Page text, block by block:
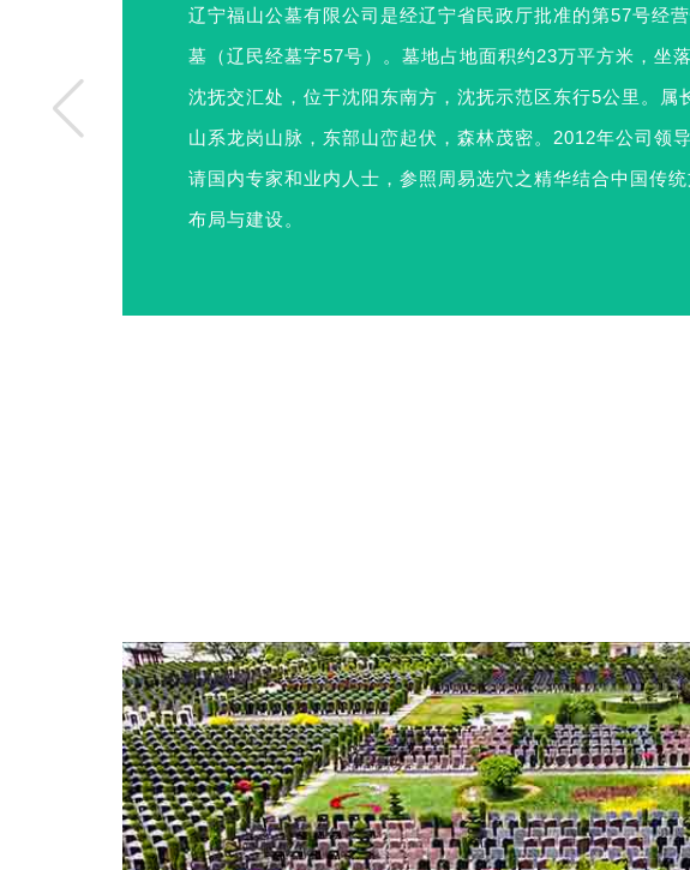
辽宁福山公墓有限公司是经辽宁省民政厅批准的第57号经
墓（辽民经墓字57号）。墓地占地面积约23万平方米，坐
沈抚交汇处，位于沈阳东南方，沈抚示范区东行5公里。属
山系龙岗山脉，东部山峦起伏，森林茂密。2012年公司领
请国内专家和业内人士，参照周易选穴之精华结合中国传
布局与建设。